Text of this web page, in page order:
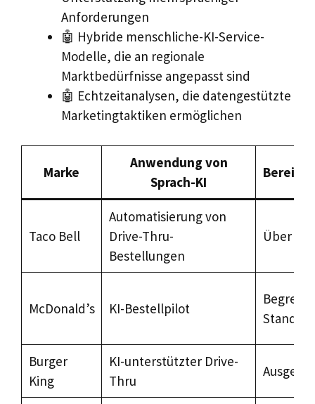
Anforderungen
🤖 Hybride menschliche-KI-Service-
Modelle, die an regionale
Marktbedürfnisse angepasst sind
🤖 Echtzeitanalysen, die datengestützte
Marketingtaktiken ermöglichen
Marke
Anwendung von
Sprach-KI
Taco Bell
Automatisierung von
Drive-Thru-
Bestellungen
Über
McDonald’s KI-Bestellpilot
Burger
King
KI-unterstützter Drive-
Thru